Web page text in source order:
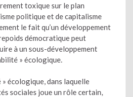
toxique sur le plan
politique et de capitalisme
le fait qu’un développement
démocratique peut
à un sous-développement
» écologique.
écologique, dans laquelle
sociales joue un rôle certain,